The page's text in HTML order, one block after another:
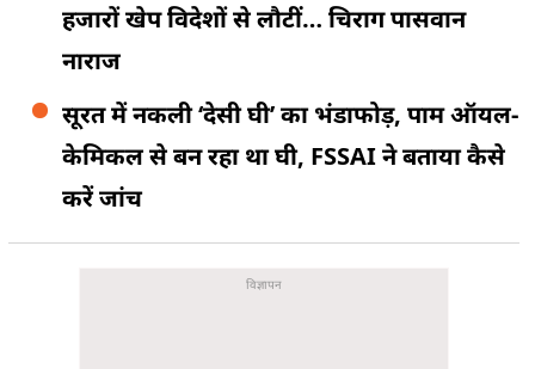
हजारों खेप विदेशों से लौटीं… चिराग पासवान
नाराज
सूरत में नकली ‘देसी घी’ का भंडाफोड़, पाम ऑयल-
केमिकल से बन रहा था घी, FSSAI ने बताया कैसे
करें जांच